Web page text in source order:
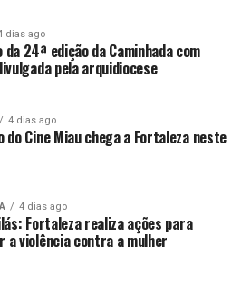
dias ago
24ª edição da Caminhada com
pela arquidiocese
4 dias ago
do Cine Miau chega a Fortaleza neste
4 dias ago
Fortaleza realiza ações para
a violência contra a mulher